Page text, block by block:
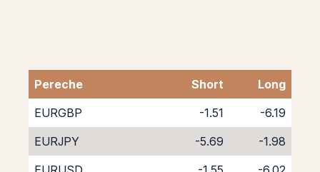
Pereche Short
Long
EURGBP
-1.51
-6.19
EURJPY
-5.69
-1.98